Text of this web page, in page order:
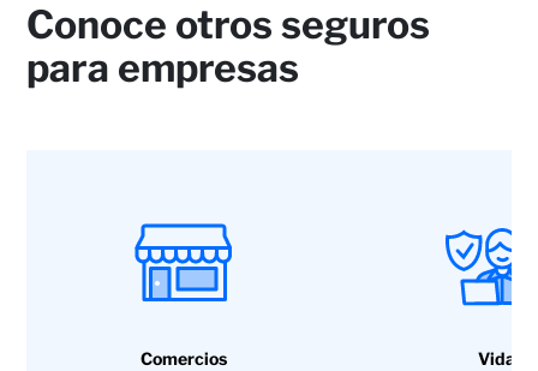
Conoce otros seguros
para empresas
Comercios Vida